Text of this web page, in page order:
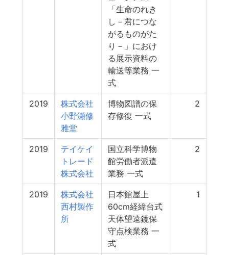
「生命のれき
し－君につな
がるものがた
り－」におけ
る展示資料の
輸送等業務 一
式
2019
株式会社
小野瀬修
雅堂
博物図譜の保
存修復 一式
2
2019
テイケイ
トレード
株式会社
国立科学博物
館労働者派遣
業務 一式
2
2019
株式会社
西村製作
所
日本館屋上
60cm経緯台式
天体望遠鏡保
守点検業務 一
式
1